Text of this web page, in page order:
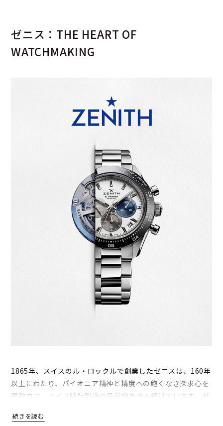
ゼニス：THE HEART OF
WATCHMAKING
1865年、スイスのル・ロックルで創業したゼニスは、160年
以上にわたり、パイオニア精神と精度への飽くなき探求心を
原動力に、スイス時計製造の最前線を歩み続けています。ゼ
て、ムーブメントを自社で開発・製造し、時計製造の世界に